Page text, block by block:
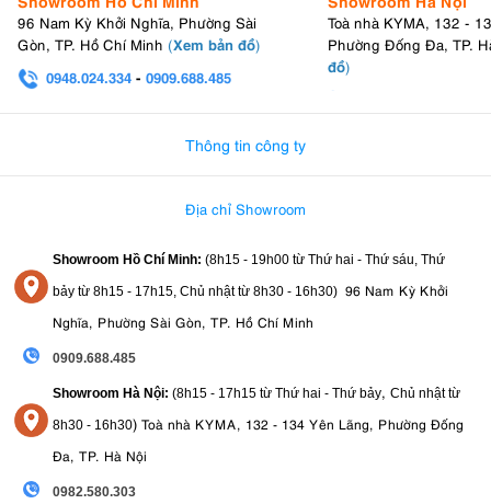
Thiết kế hệ thống nút điều khiển của Canon R10
3. Công Nghệ Lấy Nét Tự Động (AF) Thừa
Hưởng Từ Flagship
Đây là điểm cộng lớn nhất giúp dòngmáy ảnh Canon
thống Dual Pixel CMOS AF II tiên tiến kết hợp với thuật toán Học sâu
(Deep Learning)
EOS iTR AF Xđược kế thừa từ mẫu máy chuyên
nghiệp Canon EOS R3.
phát hiện, khóa nét liên tục vào mắt, khuôn mặt và cơ thể của
con người, động vật (chim, chó, mèo) và các phương tiện giao
đa lên đến 651 vùng lấy nétkhi ở chế độ lựa chọn tự động,
đảm bảo bắt trọn mọi chuyển động.
AI ưu tiên đối tượng:
96 Nam Kỳ Khởi Nghĩa, Phường Sài
Gòn, TP. Hồ Chí Minh (Xem bản đồ)
0948.024.334 - 0909.688.485
Toà nhà KYMA, 132 -
Phường Đống Đa, TP.
đồ)
Thông tin công ty
Địa chỉ Showroom
Showroom Hồ Chí Minh: (8h15 - 19h00 từ Thứ hai - Thứ sáu, Thứ
bảy từ 8h15 - 17h15, Chủ nhật từ 8h30 - 16h30) 96 Nam Kỳ Khởi
Nghĩa, Phường Sài Gòn, TP. Hồ Chí Minh
0909.688.485
Showroom Hà Nội: (8h15 - 17h15 từ Thứ hai - Thứ bảy, Chủ nhật từ
8h30 - 16h30) Toà nhà KYMA, 132 - 134 Yên Lãng, Phường Đống
Đa, TP. Hà Nội
0982.580.303